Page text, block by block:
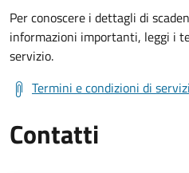
Per conoscere i dettagli di
informazioni importanti, leggi i
servizio.
Termini e condizioni di
Contatti